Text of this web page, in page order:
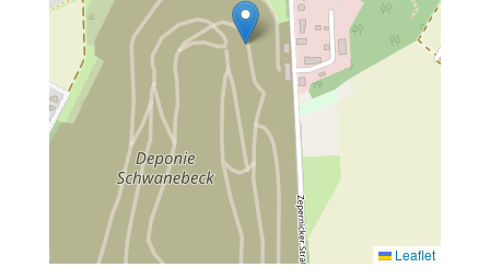
Leaflet